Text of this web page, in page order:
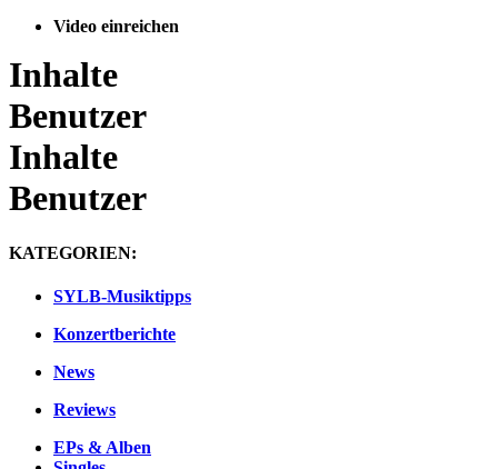
Video einreichen
Inhalte
Benutzer
Inhalte
Benutzer
KATEGORIEN:
SYLB-Musiktipps
Konzertberichte
News
Reviews
EPs & Alben